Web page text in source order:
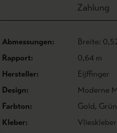
Zahlung
Abmessungen:
Breite:
Rapport:
0,64 m
Hersteller:
Eijffinger
Design:
Moderne
Farbton:
Gold, Grün
Kleber:
Vlieskleber